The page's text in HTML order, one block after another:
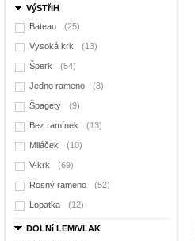
VýSTřIH
Bateau
(25)
Vysoká krk (13)
Šperk (54)
Jedno rameno (8)
Špagety (9)
Bez ramínek (13)
Miláček (10)
V-krk (69)
Rosný rameno (52)
Lopatka (12)
DOLNí LEM/VLAK